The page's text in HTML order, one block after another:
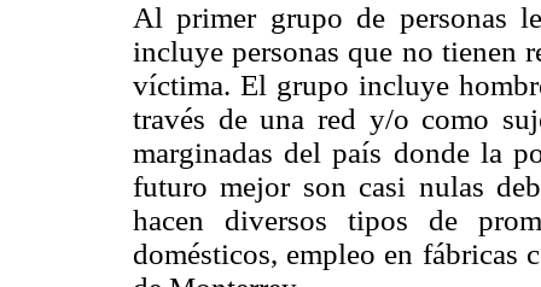
Al primer grupo de personas
incluye personas que no tienen
víctima. El grupo incluye
través de una red y/o como
marginadas del país donde la
futuro mejor son casi nulas
hacen diversos tipos de
domésticos, empleo en fábricas